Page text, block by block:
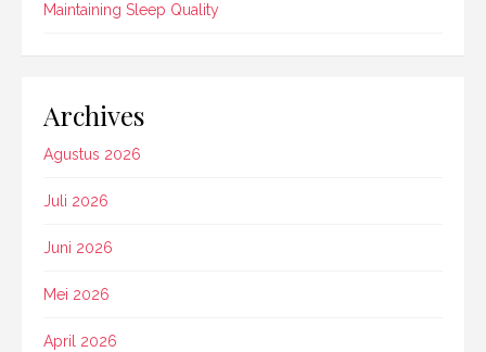
Maintaining Sleep Quality
Archives
Agustus 2026
Juli 2026
Juni 2026
Mei 2026
April 2026